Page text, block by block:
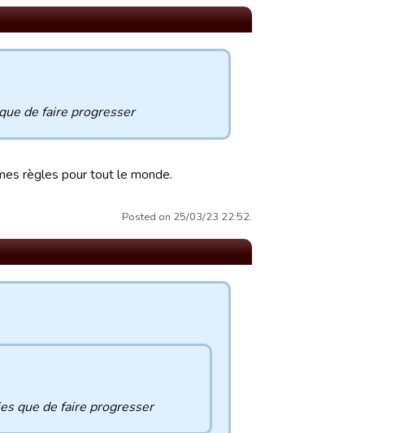
de faire progresser
règles pour tout le monde.
Posted on 25/03/23 22:52.
que de faire progresser